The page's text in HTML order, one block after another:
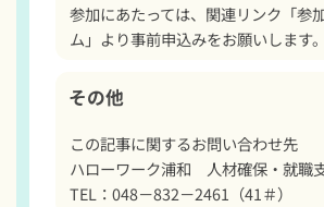
参加にあたっては、関連リンク「参
ム」より事前申込みをお願いします。
その他
この記事に関するお問い合わせ先
ハローワーク浦和　人材確保・就職
TEL：048－832－2461（41＃）